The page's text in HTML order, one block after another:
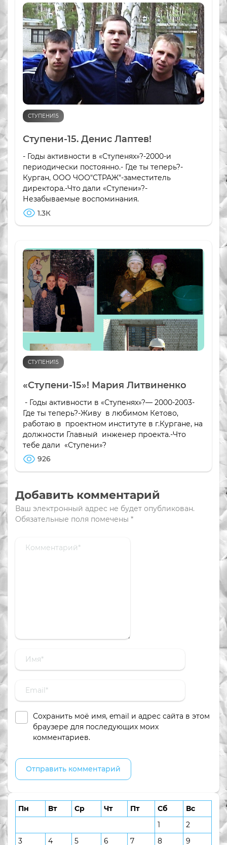
СТУПЕНИ15
Ступени-15. Денис Лаптев!
- Годы активности в «Ступенях»?-2000-и
периодически постоянно.- Где ты теперь?-
Курган, ООО ЧОО"СТРАЖ"-заместитель
директора.-Что дали «Ступени»?-
Незабываемые воспоминания.
1.3К
СТУПЕНИ15
«Ступени-15»! Мария Литвиненко
- Годы активности в «Ступенях»?— 2000-2003-
Где ты теперь?-Живу в любимом Кетово,
работаю в проектном институте в г.Кургане, на
должности Главный инженер проекта.-Что
тебе дали «Ступени»?
926
Добавить комментарий
Ваш электронный адрес не будет опубликован.
Обязательные поля помечены *
Сохранить моё имя, email и адрес сайта в этом
браузере для последующих моих
комментариев.
Пн Вт Ср Чт Пт Сб
Вс
1
2
3
4 5 6 7 8 9